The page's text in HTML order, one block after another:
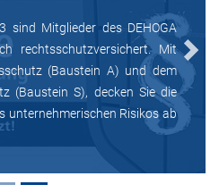
sind Mitglieder des DEHOGA
rechtsschutzversichert. Mit
(Baustein A) und dem
(Baustein S), decken Sie die
unternehmerischen Risikos ab
Next